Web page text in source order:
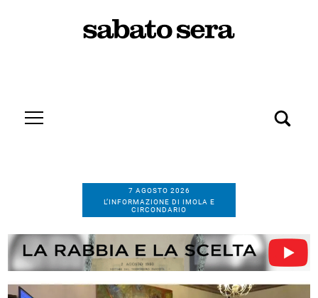
7 AGOSTO 2026
L’INFORMAZIONE DI IMOLA E
CIRCONDARIO